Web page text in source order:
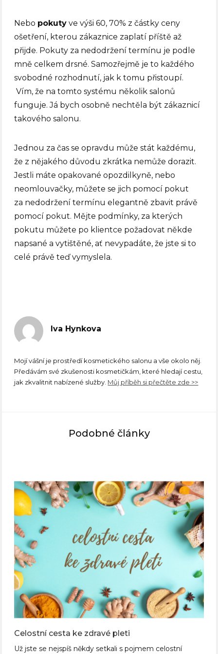
Nebo pokuty ve výši 60, 70% z částky ceny
ošetření, kterou zákaznice zaplatí příště až
přijde. Pokuty za nedodržení termínu je podle
mně celkem drsné. Samozřejmě je to každého
svobodné rozhodnutí, jak k tomu přistoupí.
Vím, že na tomto systému několik salonů
funguje. Já bych osobně nechtěla být zákaznicí
takového salonu.
Jednou za čas se opravdu může stát každému,
že z nějakého důvodu zkrátka nemůže dorazit.
Jestli máte opakované opozdilkyně, nebo
neomlouvačky, můžete se jich pomocí pokut
za nedodržení termínu elegantně zbavit právě
pomocí pokut. Mějte podmínky, za kterých
pokutu můžete po klientce požadovat někde
napsané a vytištěné, ať nevypadáte, že jste si to
celé právě teď vymyslela.
Iva Hynkova
Mojí vášní je prostředí kosmetického salonu a vše okolo něj.
Předávám své zkušenosti kosmetičkám, které hledají cestu,
jak zkvalitnit nabízené služby. Můj příběh si přečtěte zde >>
Podobné články
Celostní cesta ke zdravé pleti
Už jste se nejspíš někdy setkali s pojmem celostní